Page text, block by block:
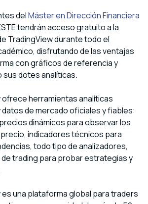
delMáster en Dirección Financiera
tendrán acceso gratuito a la
TradingView durante todo el
disfrutando de las ventajas
con gráficos de referencia y
sus dotes analíticas.
ofrece herramientas analíticas
datos de mercado oficiales y fiables:
dinámicos para observar los
indicadores técnicos para
todo tipo de analizadores,
trading para probar estrategias y
es una plataforma global para traders